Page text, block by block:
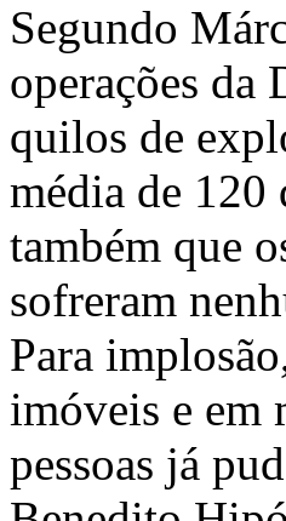
Segundo
operações da
quilos de
média de
também que
sofreram
Para
imóveis e em
pessoas já